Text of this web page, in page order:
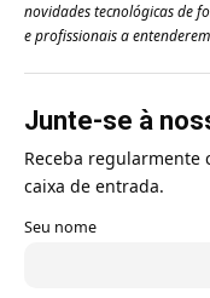
novidades tecnológicas de
e profissionais a
Junte-se à
Receba regularmente
caixa de entrada.
Seu nome